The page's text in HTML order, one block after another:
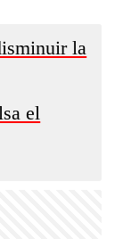
la
el